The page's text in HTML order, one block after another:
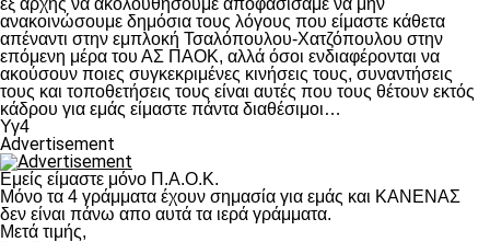
εξ αρχής να ακολουθήσουμε αποφασίσαμε να μην
ανακοινώσουμε δημόσια τους λόγους που είμαστε κάθετα
απέναντι στην εμπλοκή Τσαλόπουλου-Χατζόπουλου στην
επόμενη μέρα του ΑΣ ΠΑΟΚ, αλλά όσοι ενδιαφέρονται να
ακούσουν ποιες συγκεκριμένες κινήσεις τους, συναντήσεις
τους και τοποθετήσεις τους είναι αυτές που τους θέτουν εκτός
κάδρου για εμάς είμαστε πάντα διαθέσιμοι…
Υγ4
Advertisement
Εμείς είμαστε μόνο Π.Α.Ο.Κ.
Μόνο τα 4 γράμματα έχουν σημασία για εμάς και ΚΑΝΕΝΑΣ
δεν είναι πάνω απο αυτά τα ιερά γράμματα.
Μετά τιμής,